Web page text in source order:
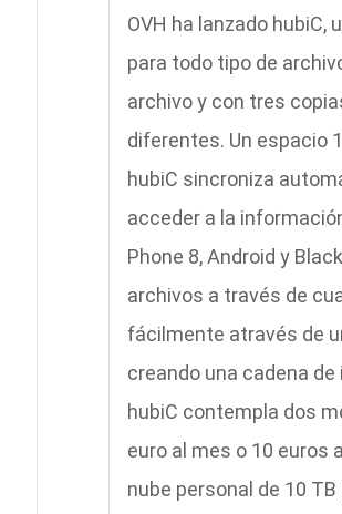
OVH ha lanzado
para todo tipo de
archivo y con tres
diferentes. Un espacio
hubiC sincroniza
acceder a la
Phone 8, Android y
archivos a través de
fácilmente através de
creando una cadena
hubiC contempla dos
euro al mes o 10 euros
nube personal de 10